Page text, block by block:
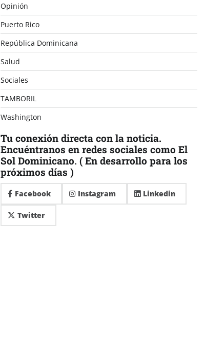
Opinión
Puerto Rico
República Dominicana
Salud
Sociales
TAMBORIL
Washington
Tu conexión directa con la noticia.
Encuéntranos en redes sociales como El
Sol Dominicano. ( En desarrollo para los
próximos días )
Facebook Instagram Linkedin
Twitter